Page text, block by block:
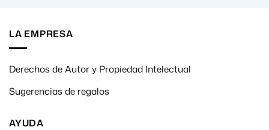
LA EMPRESA
Derechos de Autor y Propiedad Intelectual
Sugerencias de regalos
AYUDA